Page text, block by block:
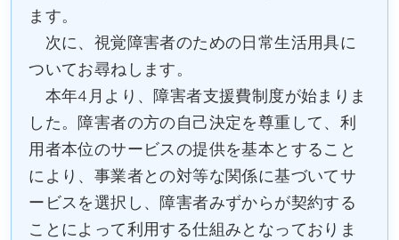
ます。
次に、視覚障害者のための日常生活用具に
ついてお尋ねします。
本年4月より、障害者支援費制度が始まりま
した。障害者の方の自己決定を尊重して、利
用者本位のサービスの提供を基本とすること
により、事業者との対等な関係に基づいてサ
ービスを選択し、障害者みずからが契約する
ことによって利用する仕組みとなっておりま